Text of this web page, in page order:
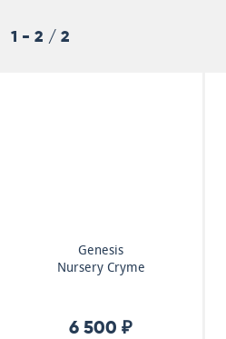
1 - 2 / 2
Genesis
Nursery Cryme
6 500 ₽